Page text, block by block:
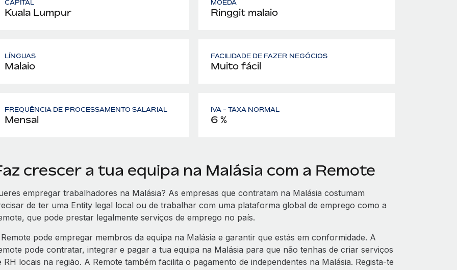
CAPITAL
Kuala Lumpur
MOEDA
Ringgit malaio
LÍNGUAS
Malaio
FACILIDADE DE FAZER NEGÓCIOS
Muito fácil
FREQUÊNCIA DE PROCESSAMENTO SALARIAL
Mensal
IVA - TAXA NORMAL
6 %
crescer a tua equipa na Malásia com a Remote
empregar trabalhadores na Malásia? As empresas que contratam na Malásia costumam
de ter uma Entity legal local ou de trabalhar com uma plataforma global de emprego como a
que pode prestar legalmente serviços de emprego no país.
pode empregar membros da equipa na Malásia e garantir que estás em conformidade. A
pode contratar, integrar e pagar a tua equipa na Malásia para que não tenhas de criar serviços
RH locais na região. A Remote também facilita o pagamento de independentes na Malásia. Regista-te